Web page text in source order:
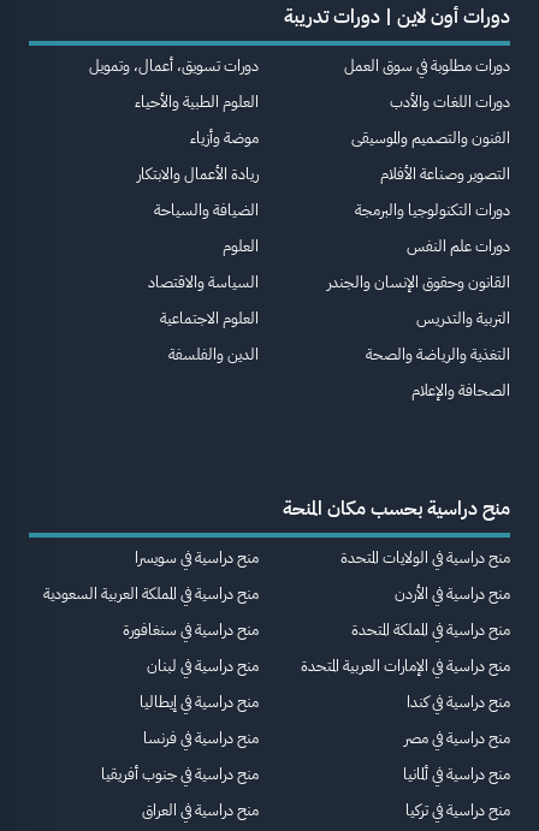
دورات أون لاين | دورات تدريبة
دورات مطلوبة في سوق العمل
دورات اللغات والأدب
الفنون والتصميم والموسيقى
التصوير وصناعة الأفلام
دورات التكنولوجيا والبرمجة
دورات علم النفس
القانون وحقوق الإنسان والجندر
التربية والتدريس
التغذية والرياضة والصحة
الصحافة والإعلام
دورات تسويق، أعمال، وتمويل
العلوم الطبية والأحياء
موضة وأزياء
ريادة الأعمال والابتكار
الضيافة والسياحة
العلوم
السياسة والاقتصاد
العلوم الاجتماعية
الدين والفلسفة
منح دراسية بحسب مكان المنحة
منح دراسية في الولايات المتحدة
منح دراسية في الأردن
منح دراسية في المملكة المتحدة
منح دراسية في الإمارات العربية المتحدة
منح دراسية في كندا
منح دراسية في مصر
منح دراسية في ألمانيا
منح دراسية في تركيا
منح دراسية في سويسرا
منح دراسية في المملكة العربية السعودية
منح دراسية في سنغافورة
منح دراسية في لبنان
منح دراسية في إيطاليا
منح دراسية في فرنسا
منح دراسية في جنوب أفريقيا
منح دراسية في العراق